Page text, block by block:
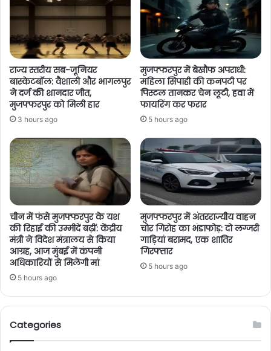
राज्य स्तरीय सब-जूनियर
बास्केटबॉल: वैशाली और भागलपुर
ने दर्ज की शानदार जीत,
मुजफ्फरपुर को मिली हार
3 hours ago
मुजफ्फरपुर में बेखौफ अपराधी:
महिला सिपाही की कनपटी पर
पिस्टल तानकर चेन लूटी, हवा में
फायरिंग कर फरार
5 hours ago
चीन में फंसे मुजफ्फरपुर के यश
की रिहाई की उम्मीदें बढ़ीं: केंद्रीय
मंत्री ने विदेश मंत्रालय से किया
आग्रह, आज मुंबई में कंपनी
अधिकारियों से मिलेंगी मां
5 hours ago
मुजफ्फरपुर में अंतरराज्यीय वाहन
चोर गिरोह का भंडाफोड़: दो लग्जरी
गाड़ियां बरामद, एक शातिर
गिरफ्तार
5 hours ago
Categories